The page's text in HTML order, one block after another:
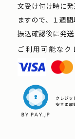
文受け付け時に
ますので、１週
振込確認後に発送
ご利用可能なク